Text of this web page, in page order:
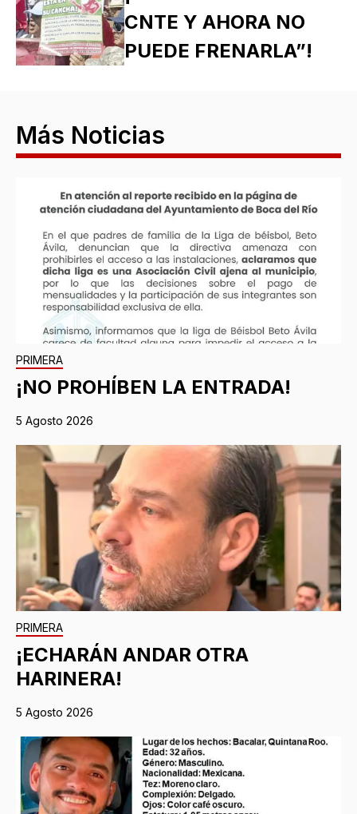
CNTE Y AHORA NO
PUEDE FRENARLA”!
Más Noticias
PRIMERA
¡NO PROHÍBEN LA ENTRADA!
5 Agosto 2026
PRIMERA
¡ECHARÁN ANDAR OTRA
HARINERA!
5 Agosto 2026